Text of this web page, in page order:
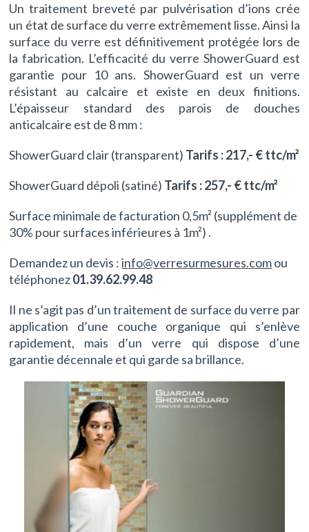
Un traitement breveté par pulvérisation d’ions crée
un état de surface du verre extrêmement lisse. Ainsi la
surface du verre est définitivement protégée lors de
la fabrication. L’efficacité du verre ShowerGuard est
garantie pour 10 ans. ShowerGuard est un verre
résistant au calcaire et existe en deux finitions.
L’épaisseur standard des parois de douches
anticalcaire est de 8 mm :
ShowerGuard clair (transparent) Tarifs : 217,- € ttc/m²
ShowerGuard dépoli (satiné) Tarifs : 257,- € ttc/m²
Surface minimale de facturation 0,5m² (supplément de
30% pour surfaces inférieures à 1m²) .
Demandez un devis :info@verresurmesures.comou
téléphonez01.39.62.99.48
Il ne s’agit pas d’un traitement de surface du verre par
application d’une couche organique qui s’enlève
rapidement, mais d’un verre qui dispose d’une
garantie décennale et qui garde sa brillance.